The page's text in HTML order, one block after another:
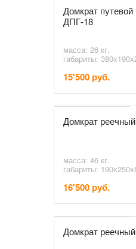
Домкрат путевой
ДПГ-18
масса: 26 кг.
габариты:
15'500 руб.
Домкрат
масса: 46 кг.
габариты:
16'500 руб.
Домкрат